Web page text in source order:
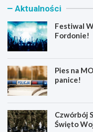
Aktualności
Festiwal
Fordonie!
Pies na
panice!
Czwórbój
Święto